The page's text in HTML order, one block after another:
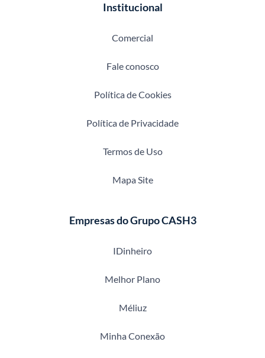
Institucional
Comercial
Fale conosco
Política de Cookies
Política de Privacidade
Termos de Uso
Mapa Site
Empresas do Grupo CASH3
IDinheiro
Melhor Plano
Méliuz
Minha Conexão